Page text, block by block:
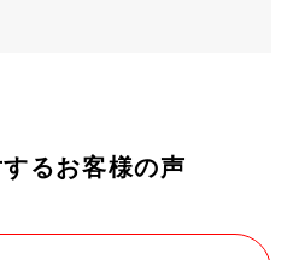
るお客様の声